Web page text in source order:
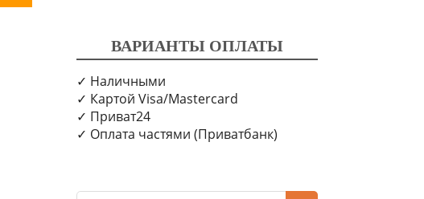
ВАРИАНТЫ ОПЛАТЫ
✓ Наличными
✓ Картой Visa/Mastercard
✓ Приват24
✓ Оплата частями (Приватбанк)